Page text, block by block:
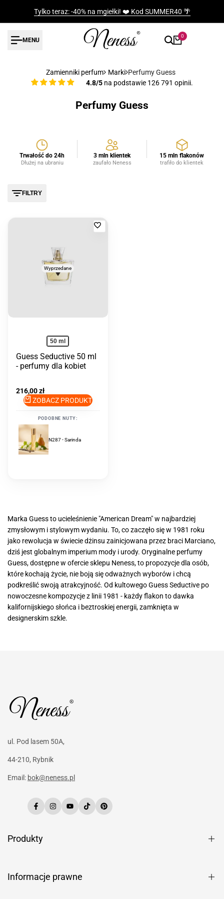
Tylko teraz: -40% na mgiełki! ❤️ Kod SUMMER40 🌴
MENU
0
Zamienniki perfum Marki Perfumy Guess
4.8/5 na podstawie 126 791 opinii.
Perfumy Guess
Trwałość do 24h
Dłużej na ubraniu
3 mln klientek
zaufało Neness
15 mln flakonów
trafiło do klientek
FILTRY
Wyprzedane
Dodaj
50 ml
Guess Seductive 50 ml
- perfumy dla kobiet
Cena
promocyjna
216,00 zł
ZOBACZ PRODUKT
PODOBNE NUTY:
N287 - Sarinda
Marka Guess to ucieleśnienie "American Dream" w najbardziej
zmysłowym i stylowym wydaniu. To, co zaczęło się w 1981 roku
jako rewolucja w świecie dżinsu zainicjowana przez braci Marciano,
dziś jest globalnym imperium mody i urody. Oryginalne perfumy
Guess, dostępne w ofercie sklepu Neness, to propozycje dla osób,
które kochają życie, nie boją się odważnych wyborów i chcą
podkreślić swoją atrakcyjność. Od kultowego Guess Seductive po
nowoczesne kompozycje z linii 1981 - każdy flakon to dawka
kalifornijskiego słońca i beztroskiej energii, zamknięta w
designerskim szkle.
ul. Pod lasem 50A,
44-210, Rybnik
Email: bok@neness.pl
FacebookInstagram
YouTubeTikTokPinterest
Produkty
Perfumetki
Informacje prawne